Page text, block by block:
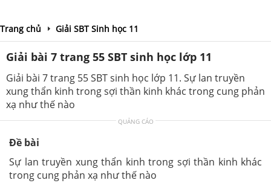
Trang chủ Giải SBT Sinh học 11
Giải bài 7 trang 55 SBT sinh học lớp 11
Giải bài 7 trang 55 SBT sinh học lớp 11. Sự lan truyền
xung thẩn kinh trong sợi thần kinh khác trong cung phản
xạ như thế nào
QUẢNG CÁO
Đề bài
Sự lan truyền xung thẩn kinh trong sợi thần kinh khác
trong cung phản xạ như thế nào